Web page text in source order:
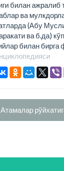
билан ажралиб
ва
(Абу
ва б.да)
билан бирга
Атамалар